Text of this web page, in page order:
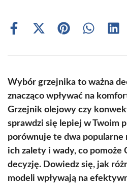
Share
Share
(Twitter)
Share Share
Wybór grzejnika to ważna
znacząco wpływać na
Grzejnik olejowy czy
sprawdzi się lepiej w Twoim
porównuje te dwa popularne
ich zalety i wady, co pomoże
decyzję. Dowiedz się, jak
modeli wpływają na